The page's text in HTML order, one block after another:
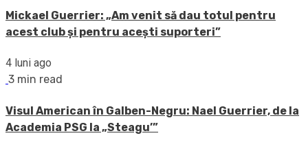
Mickael Guerrier: „Am venit să dau totul pentru
acest club și pentru acești suporteri”
4 luni ago
3 min read
Visul American în Galben-Negru: Nael Guerrier, de la
Academia PSG la „Steagu’”